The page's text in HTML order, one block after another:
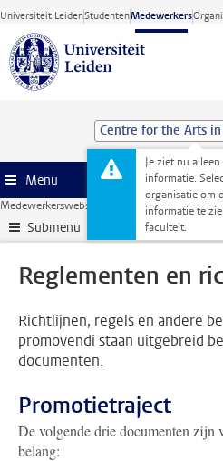
Ga direct naar de inhoud
Universiteit LeidenStudentenMedewerkers
Centre for the Arts
Je ziet nu
informatie.
organisatie om
informatie te
faculteit.
Menu
Medewerkerswebsite Onderzoek Promoveren
Submenu
Reglementen en
Richtlijnen, regels en andere
promovendi staan uitgebreid
documenten.
Promotietraject
De volgende drie documenten zijn
belang: